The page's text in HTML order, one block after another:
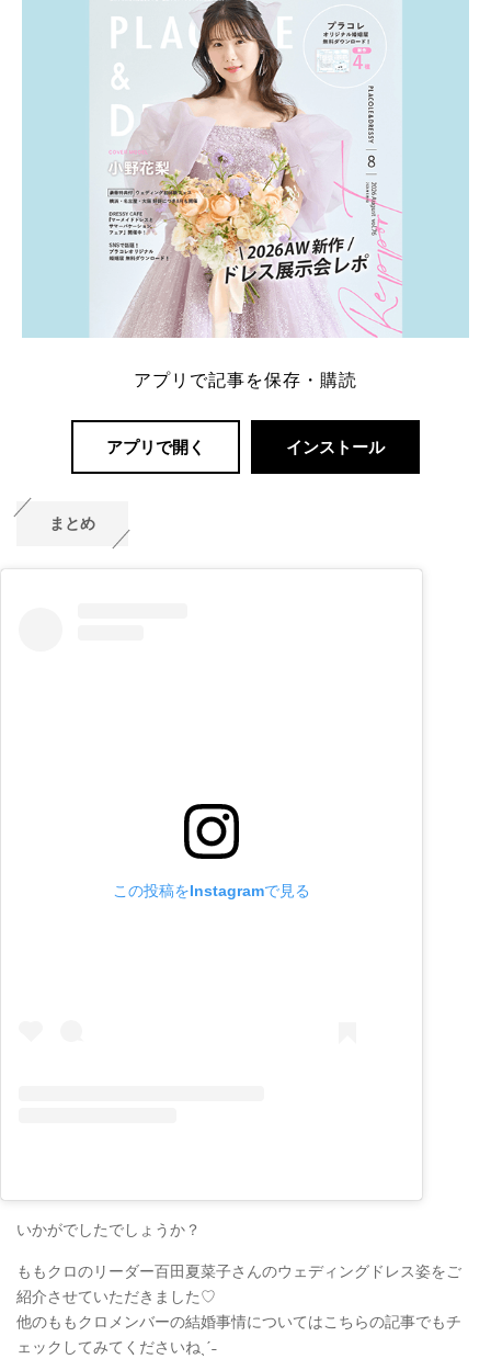
一番お得？」「プラコレの特典は？」といった疑問も
解決します。 まずは診断で候補を絞れる「ウェディ
ング診断」か、体験型 […]続きを読む
アプリで記事を保存・購読
アプリで開く インストール
まとめ
この投稿をInstagramで見る
いかがでしたでしょうか？
ももクロのリーダー百田夏菜子さんのウェディングドレス姿をご
紹介させていただきました♡
他のももクロメンバーの結婚事情についてはこちらの記事でもチ
ェックしてみてくださいねˎˊ˗